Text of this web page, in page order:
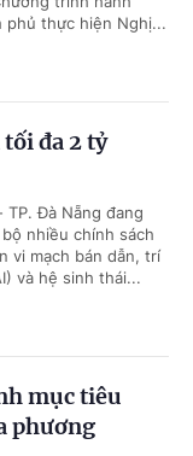
phủ thực hiện Nghị...
đa 2 tỷ
TP. Đà Nẵng đang
nhiều chính sách
vi mạch bán dẫn, trí
và hệ sinh thái...
mục tiêu
phương